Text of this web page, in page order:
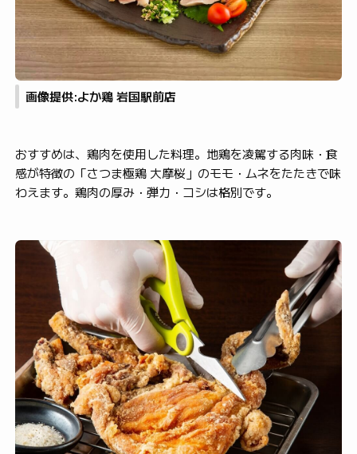
画像提供:よか鶏 岩国駅前店
おすすめは、鶏肉を使用した料理。地鶏を凌駕する肉味・食
感が特徴の「さつま極鶏 大摩桜」のモモ・ムネをたたきで味
わえます。鶏肉の厚み・弾力・コシは格別です。